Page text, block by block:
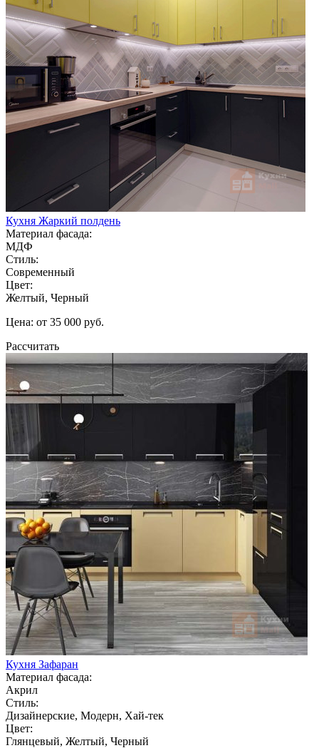
Кухня Жаркий полдень
Материал фасада:
МДФ
Стиль:
Современный
Цвет:
Желтый, Черный
Цена: от 35 000 руб.
Рассчитать
Кухня Зафаран
Материал фасада:
Акрил
Стиль:
Дизайнерские, Модерн, Хай-тек
Цвет:
Глянцевый, Желтый, Черный